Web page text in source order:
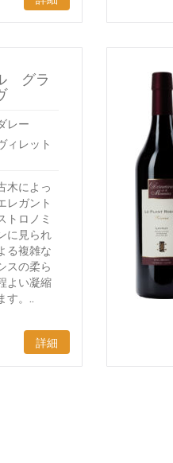
グラ
レー
ィレット
木によっ
レガント
トロノミ
に見られ
る複雑な
スの柔ら
よい凝縮
す。..
詳細